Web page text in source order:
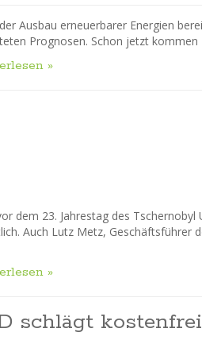
Ausbau erneuerbarer Energien
Prognosen. Schon jetzt
»
dem 23. Jahrestag des
Auch Lutz Metz, Geschäftsführer
»
schlägt